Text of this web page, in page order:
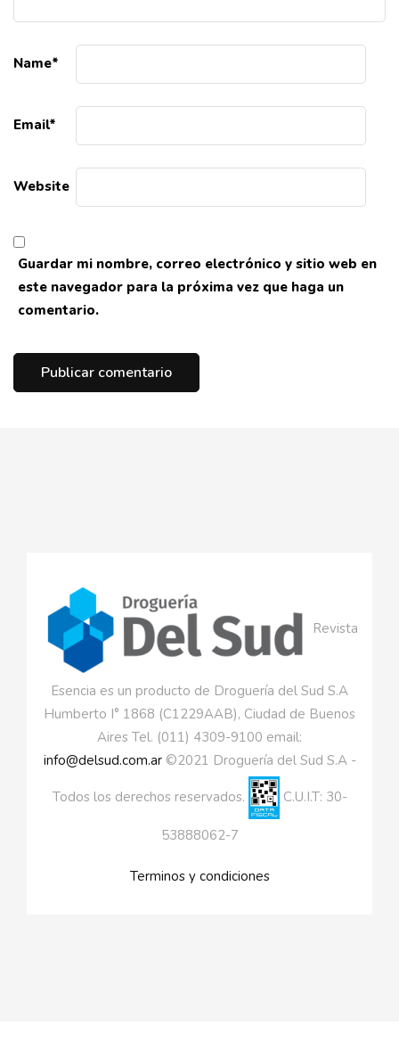
Name*
Email*
Website
Guardar mi nombre, correo electrónico y sitio web en
este navegador para la próxima vez que haga un
comentario.
Revista
Esencia es un producto de Droguería del Sud S.A
Humberto I° 1868 (C1229AAB), Ciudad de Buenos
Aires Tel. (011) 4309-9100 email:
info@delsud.com.ar©2021 Droguería del Sud S.A -
Todos los derechos reservados. C.U.I.T: 30-
53888062-7
Terminos y condiciones